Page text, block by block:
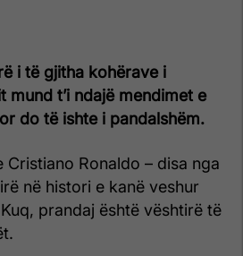
i të gjitha kohërave i
mund t’i ndajë mendimet e
do të ishte i pandalshëm.
Cristiano Ronaldo – disa nga
në histori e kanë veshur
prandaj është vështirë të